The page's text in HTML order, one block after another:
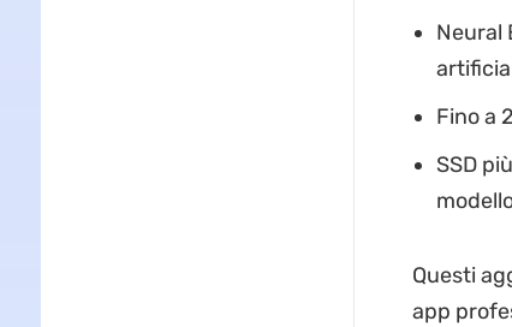
Neural
Fino a
SSD
Questi
app